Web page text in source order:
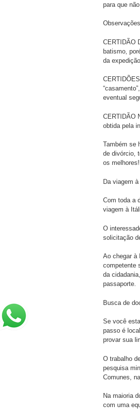
para que
CERTIDÃO
batismo,
da
eventual
CERTIDÃO
obtida pela
Também se
de divórcio,
os
Da viagem
Com toda a
viagem à
O
solicitação
Ao chegar à
competente
da
passaporte.
Busca de
Se você
passo é
provar sua
O trabalho
pesquisa
Comunes,
Na maioria
com uma